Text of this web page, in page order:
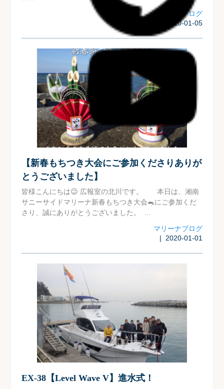
マリーナブログ
| 2020-01-05
【新春もちつき大会にご参加くださりありが
とうございました】
皆様こんにちは😉 広報室の北川です。 本日は、湘南
サニーサイドマリーナ新春もちつき大会🐀にご参加くだ
さり、誠にありがとうございました。 ...
マリーナブログ
| 2020-01-01
EX-38【Level Wave V】進水式！